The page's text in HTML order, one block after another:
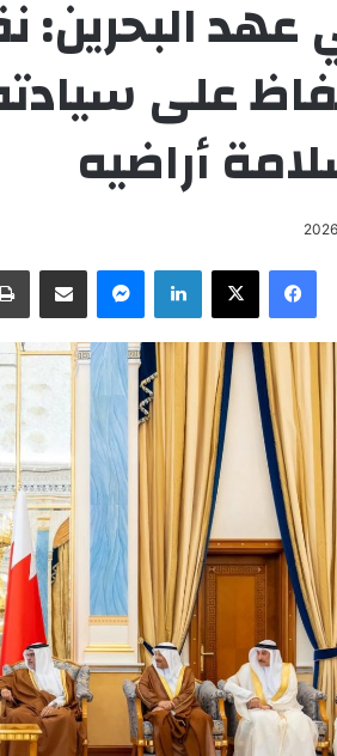
عهد البحرين:
على
أراضيه
فيسبوك لينكدإن